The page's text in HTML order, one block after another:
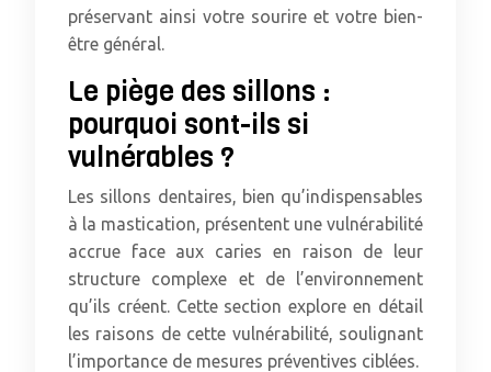
préservant ainsi votre sourire et votre bien-
être général.
Le piège des sillons :
pourquoi sont-ils si
vulnérables ?
Les sillons dentaires, bien qu’indispensables
à la mastication, présentent une vulnérabilité
accrue face aux caries en raison de leur
structure complexe et de l’environnement
qu’ils créent. Cette section explore en détail
les raisons de cette vulnérabilité, soulignant
l’importance de mesures préventives ciblées.